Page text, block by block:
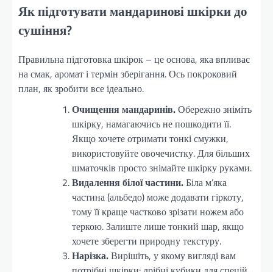
Як підготувати мандаринові шкірки до
сушіння?
Правильна підготовка шкірок – це основа, яка впливає
на смак, аромат і термін зберігання. Ось покроковий
план, як зробити все ідеально.
Очищення мандаринів.Обережно зніміть
шкірку, намагаючись не пошкодити її.
Якщо хочете отримати тонкі смужки,
використовуйте овочечистку. Для більших
шматочків просто знімайте шкірку руками.
Видалення білої частини.Біла м’яка
частина (альбедо) може додавати гіркоту,
тому її краще частково зрізати ножем або
теркою. Залиште лише тонкий шар, якщо
хочете зберегти природну текстуру.
Нарізка.Вирішіть, у якому вигляді вам